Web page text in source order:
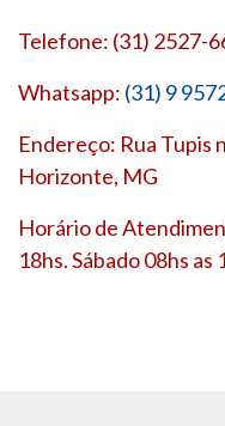
Telefone: (31) 2527-
Whatsapp: (31) 9
Endereço: Rua Tupis
Horizonte, MG
Horário de
18hs. Sábado 08hs as